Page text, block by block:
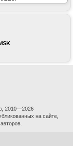
2010—2026
на сайте,